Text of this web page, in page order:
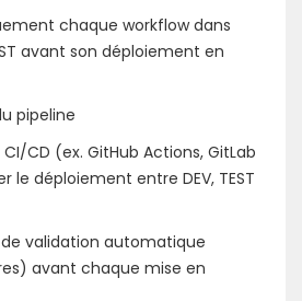
chaque workflow dans
avant son déploiement en
pipeline
CD (ex. GitHub Actions, GitLab
le déploiement entre DEV, TEST
validation automatique
avant chaque mise en